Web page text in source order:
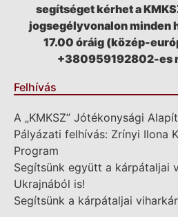
segítséget kérhet a
jogsegélyvonalon minden
17.00 óráig (közép-
+380959192802-es
Felhívás
A „KMKSZ” Jótékonysági
Pályázati felhívás: Zrínyi Ilona
Program
Segítsünk együtt a kárpátaljai
Ukrajnából is!
Segítsünk a kárpátaljai